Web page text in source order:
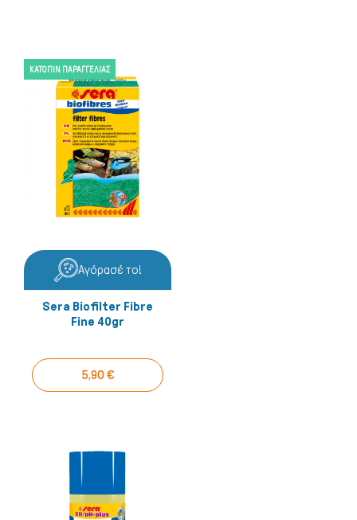
Γάτα
Πτηνά
ΚΑΤΌΠΙΝ ΠΑΡΑΓΓΕΛΊΑΣ
Αγόρασέ το!
Sera Biofilter Fibre
Fine 40gr
5,90 €